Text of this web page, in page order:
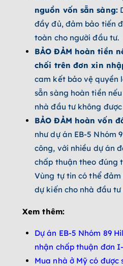
nguồn vốn sẵn sàng:
đầy đủ, đảm bảo tiến
toàn cho người đầu tư.
BẢO ĐẢM hoàn tiền
chối trên đơn xin
cam kết bảo vệ quyền
sẵn sàng hoàn tiền
nhà đầu tư không
BẢO ĐẢM hoàn vốn
như dự án EB-5 Nhóm
công, với nhiều dự án
chấp thuận theo đúng
Vùng tự tin có thể
dự kiến cho nhà đầu tư
Xem thêm:
Dự án EB-5 Nhóm 89
nhận chấp thuận đơn
Mua nhà ở Mỹ có được